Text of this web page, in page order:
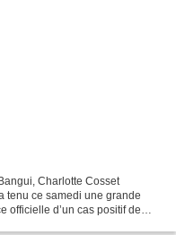
Charlotte Cosset
tenu ce samedi une grande
officielle d’un cas positif de